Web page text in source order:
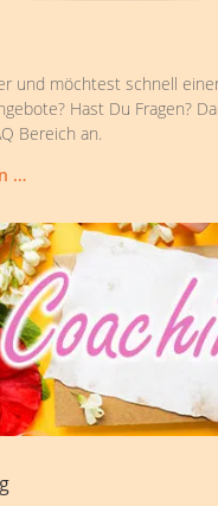
und möchtest schnell
Hast Du Fragen?
Bereich an.
…